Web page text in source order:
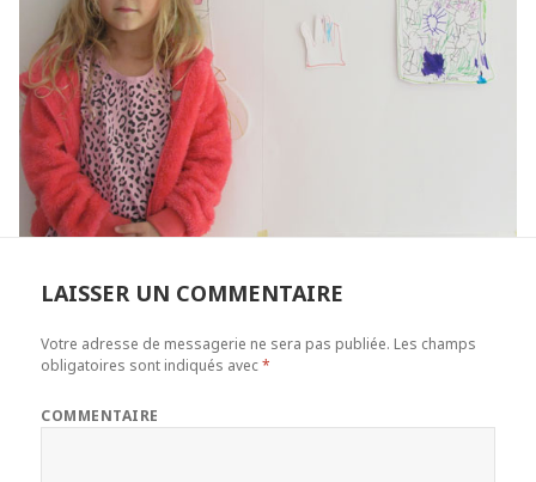
LAISSER UN COMMENTAIRE
Votre adresse de messagerie ne sera pas publiée. Les champs
obligatoires sont indiqués avec*
COMMENTAIRE